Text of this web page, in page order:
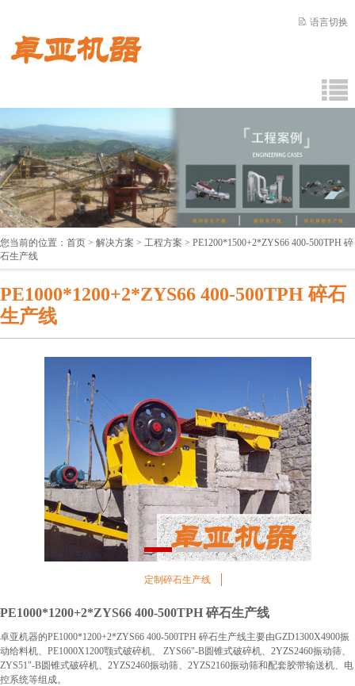
语言切换
您当前的位置： 首页 > 解决方案 > 工程方案 > PE1200*1500+2*ZYS66 400-500TPH 碎
石生产线
PE1000*1200+2*ZYS66 400-500TPH 碎石
生产线
定制碎石生产线
PE1000*1200+2*ZYS66 400-500TPH 碎石生产线
卓亚机器的PE1000*1200+2*ZYS66 400-500TPH 碎石生产线主要由GZD1300X4900振
动给料机、PE1000X1200颚式破碎机、 ZYS66"-B圆锥式破碎机、2YZS2460振动筛、
ZYS51"-B圆锥式破碎机、2YZS2460振动筛、2YZS2160振动筛和配套胶带输送机、电
控系统等组成。